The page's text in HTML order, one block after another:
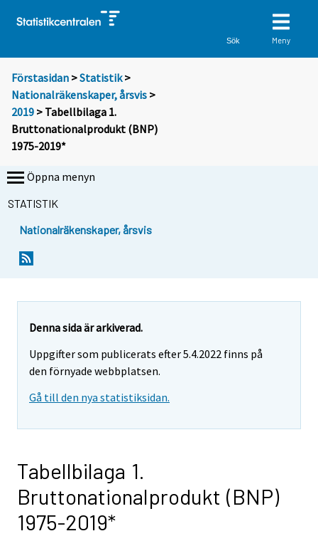
Sök Meny
Förstasidan >Statistik >
Nationalräkenskaper, årsvis >
2019 > Tabellbilaga 1.
Bruttonationalprodukt (BNP)
1975-2019*
Öppna menyn
STATISTIK
Nationalräkenskaper, årsvis
Denna sida är arkiverad.
Uppgifter som publicerats efter 5.4.2022 finns på
den förnyade webbplatsen.
Gå till den nya statistiksidan.
Tabellbilaga 1.
Bruttonationalprodukt (BNP)
1975-2019*